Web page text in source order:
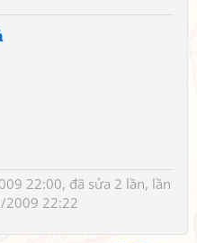
22:00, đã sửa 2 lần, lần
2009 22:22